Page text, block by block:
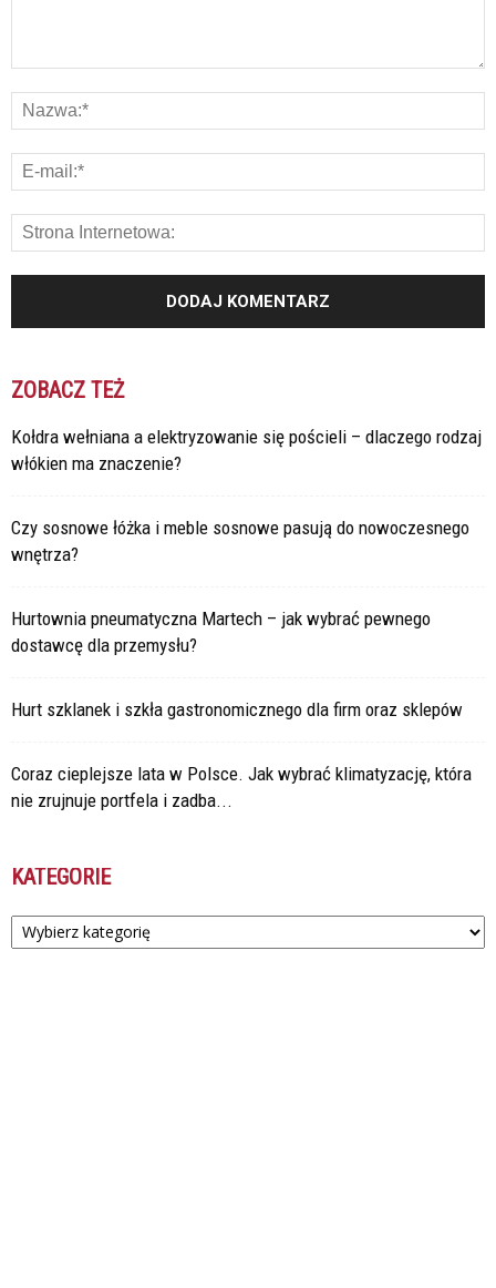
ZOBACZ TEŻ
Kołdra wełniana a elektryzowanie się pościeli – dlaczego rodzaj
włókien ma znaczenie?
Czy sosnowe łóżka i meble sosnowe pasują do nowoczesnego
wnętrza?
Hurtownia pneumatyczna Martech – jak wybrać pewnego
dostawcę dla przemysłu?
Hurt szklanek i szkła gastronomicznego dla firm oraz sklepów
Coraz cieplejsze lata w Polsce. Jak wybrać klimatyzację, która
nie zrujnuje portfela i zadba...
KATEGORIE
Kategorie